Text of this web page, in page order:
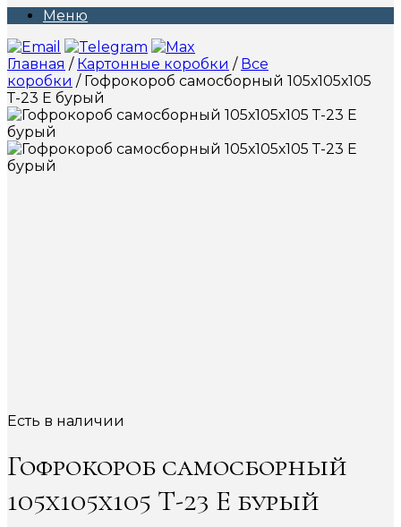
Меню
Главная / Картонные коробки / Все
коробки / Гофрокороб самосборный 105х105х105
Т-23 Е бурый
Есть в наличии
Гофрокороб самосборный
105х105х105 Т-23 Е бурый